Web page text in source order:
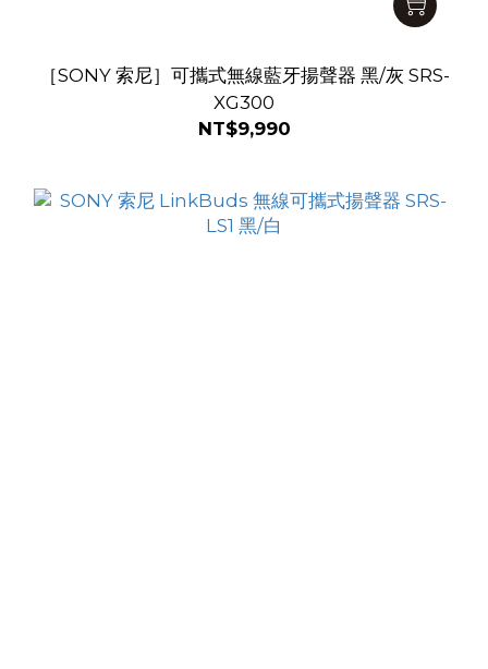
［SONY 索尼］可攜式無線藍牙揚聲器 黑/灰 SRS-
XG300
NT$9,990